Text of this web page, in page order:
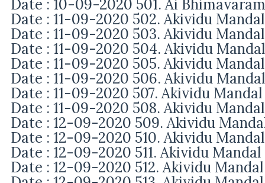
Date : 10-09-2020 501. Ai Bhimavaram
Date : 11-09-2020 502.Akividu
Date : 11-09-2020 503.Akividu
Date : 11-09-2020 504.Akividu
Date : 11-09-2020 505.Akividu
Date : 11-09-2020 506.Akividu
Date : 11-09-2020 507.Akividu
Date : 11-09-2020 508.Akividu
Date : 12-09-2020 509.Akividu
Date : 12-09-2020 510.Akividu
Date : 12-09-2020 511.Akividu Mandal
Date : 12-09-2020 512.Akividu